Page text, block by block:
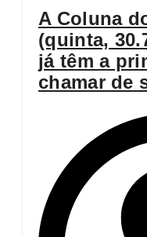
A Coluna
(quinta,
já têm a
chamar de